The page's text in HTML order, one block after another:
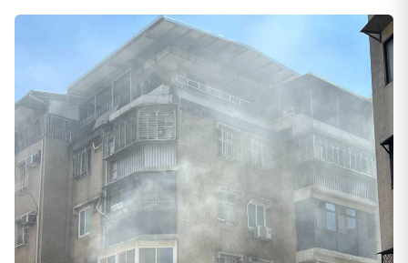
來覺得這是一種社會責任，希望透過演出讓不理解這
些族群的人更理解他們。」